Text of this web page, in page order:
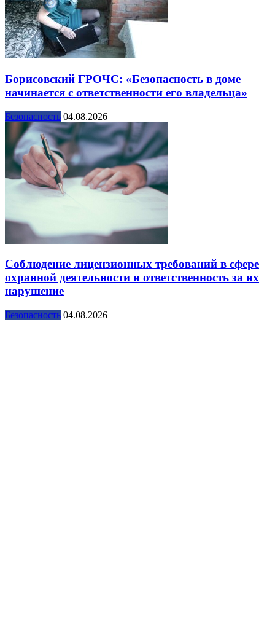
Борисовский ГРОЧС: «Безопасность в доме
начинается с ответственности его владельца»
Безопасность 04.08.2026
Соблюдение лицензионных требований в сфере
охранной деятельности и ответственность за их
нарушение
Безопасность 04.08.2026